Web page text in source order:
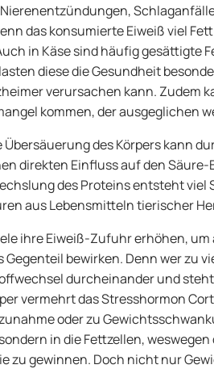
das konsumierte Eiweiß viel
in Käse sind häufig gesättigte
diese die Gesundheit
verursachen kann. Zudem
kommen, der ausgeglichen
Übersäuerung des Körpers kann
direkten Einfluss auf den
des Proteins entsteht viel
aus Lebensmitteln tierischer
ihre Eiweiß-Zufuhr erhöhen,
Gegenteil bewirken. Denn wer zu
durcheinander und
vermehrt das Stresshormon
oder zu
in die Fettzellen,
zu gewinnen. Doch nicht nur